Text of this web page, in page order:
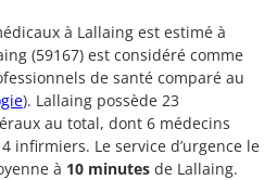
à Lallaing est estimé à
(59167) est considéré comme
de santé comparé au
). Lallaing possède 23
au total, dont 6 médecins
infirmiers. Le service d’urgence le
à 10 minutes de Lallaing.